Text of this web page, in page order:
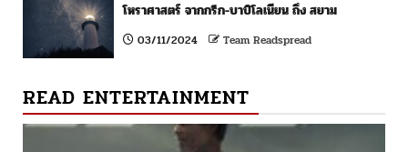
โหราศาสตร์ จากกรีก-บาบิโลเนียน ถึง สยาม
03/11/2024 Team Readspread
READ ENTERTAINMENT